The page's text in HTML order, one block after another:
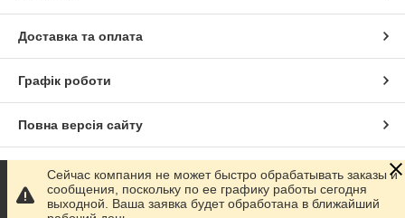
Доставка та оплата
Графік роботи
Повна версія сайту
Сайт створено на маркетплейсі Prom.ua
Політика конфіденційності
Сейчас компания не может быстро обрабатывать заказы и
сообщения, поскольку по ее графику работы сегодня
выходной. Ваша заявка будет обработана в ближайший